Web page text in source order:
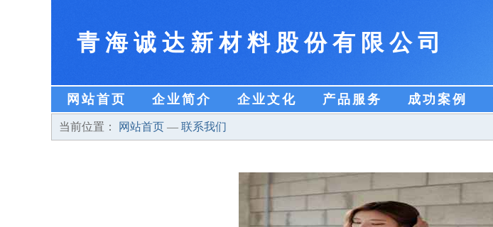
青海诚达新材料股份有限公司
网站首页 企业简介 企业文化 产品服务 成功案例
当前位置： 网站首页 — 联系我们